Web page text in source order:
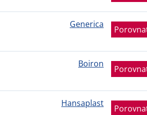
Generica
Boiron
Hansaplast